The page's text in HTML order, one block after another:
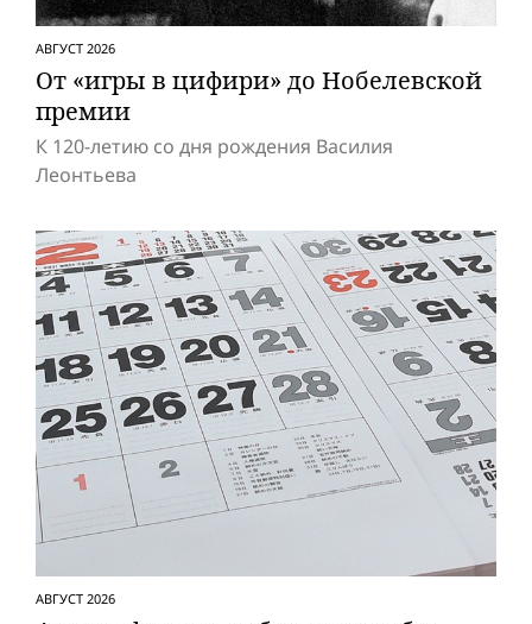
АВГУСТ 2026
От «игры в цифири» до Нобелевской
премии
К 120-летию со дня рождения Василия
Леонтьева
АВГУСТ 2026